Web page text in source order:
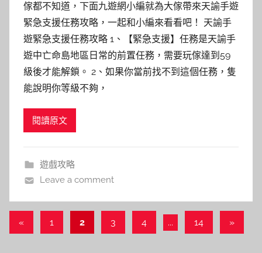
傢都不知道，下面九遊網小編就為大傢帶來天諭手遊
緊急支援任務攻略，一起和小編來看看吧！ 天諭手
遊緊急支援任務攻略 1、【緊急支援】任務是天諭手
遊中亡命島地區日常的前置任務，需要玩傢達到59
級後才能解鎖。 2、如果你當前找不到這個任務，隻
能說明你等級不夠，
閱讀原文
遊戲攻略
Leave a comment
文
«Previous
1 2 3 4 ... 14
Next
»